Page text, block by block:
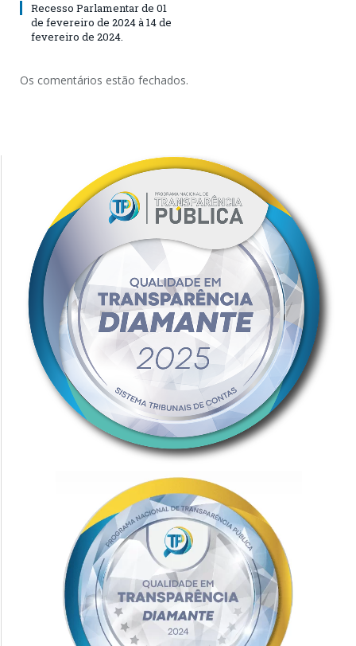
Recesso Parlamentar de 01
de fevereiro de 2024 à 14 de
fevereiro de 2024.
Os comentários estão fechados.